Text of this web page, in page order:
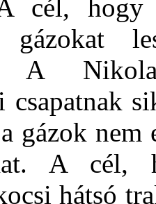
cél,
A
csapatnak
gázok nem
A cél,
hátsó